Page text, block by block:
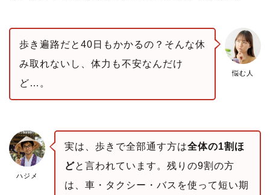
悩む人
歩き遍路だと40日もかかるの？そんな休
み取れないし、体力も不安なんだけ
ど…。
ハジメ
実は、歩きで全部通す方は全体の1割ほ
どと言われています。残りの9割の方
は、車・タクシー・バスを使って短い期